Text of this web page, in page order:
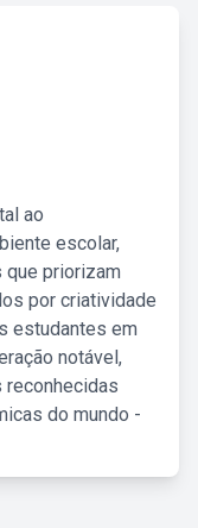
ao
escolar,
priorizam
por criatividade
estudantes em
notável,
reconhecidas
do mundo -